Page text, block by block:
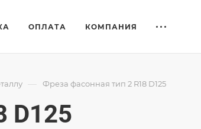
ОПЛАТА КОМПАНИЯ
— Фреза фасонная тип 2 R18 D125
D125